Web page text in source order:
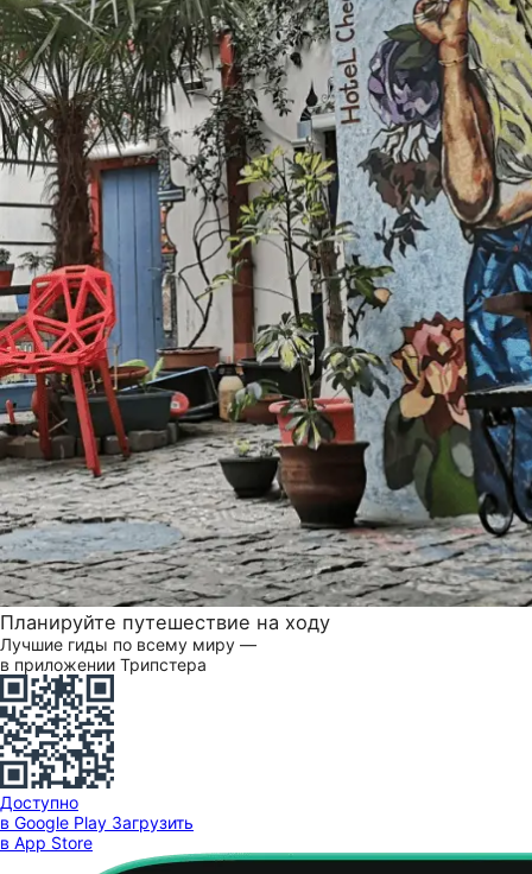
Планируйте путешествие на ходу
Лучшие гиды по всему миру —
в приложении Трипстера
Доступно
в Google Play Загрузить
в App Store